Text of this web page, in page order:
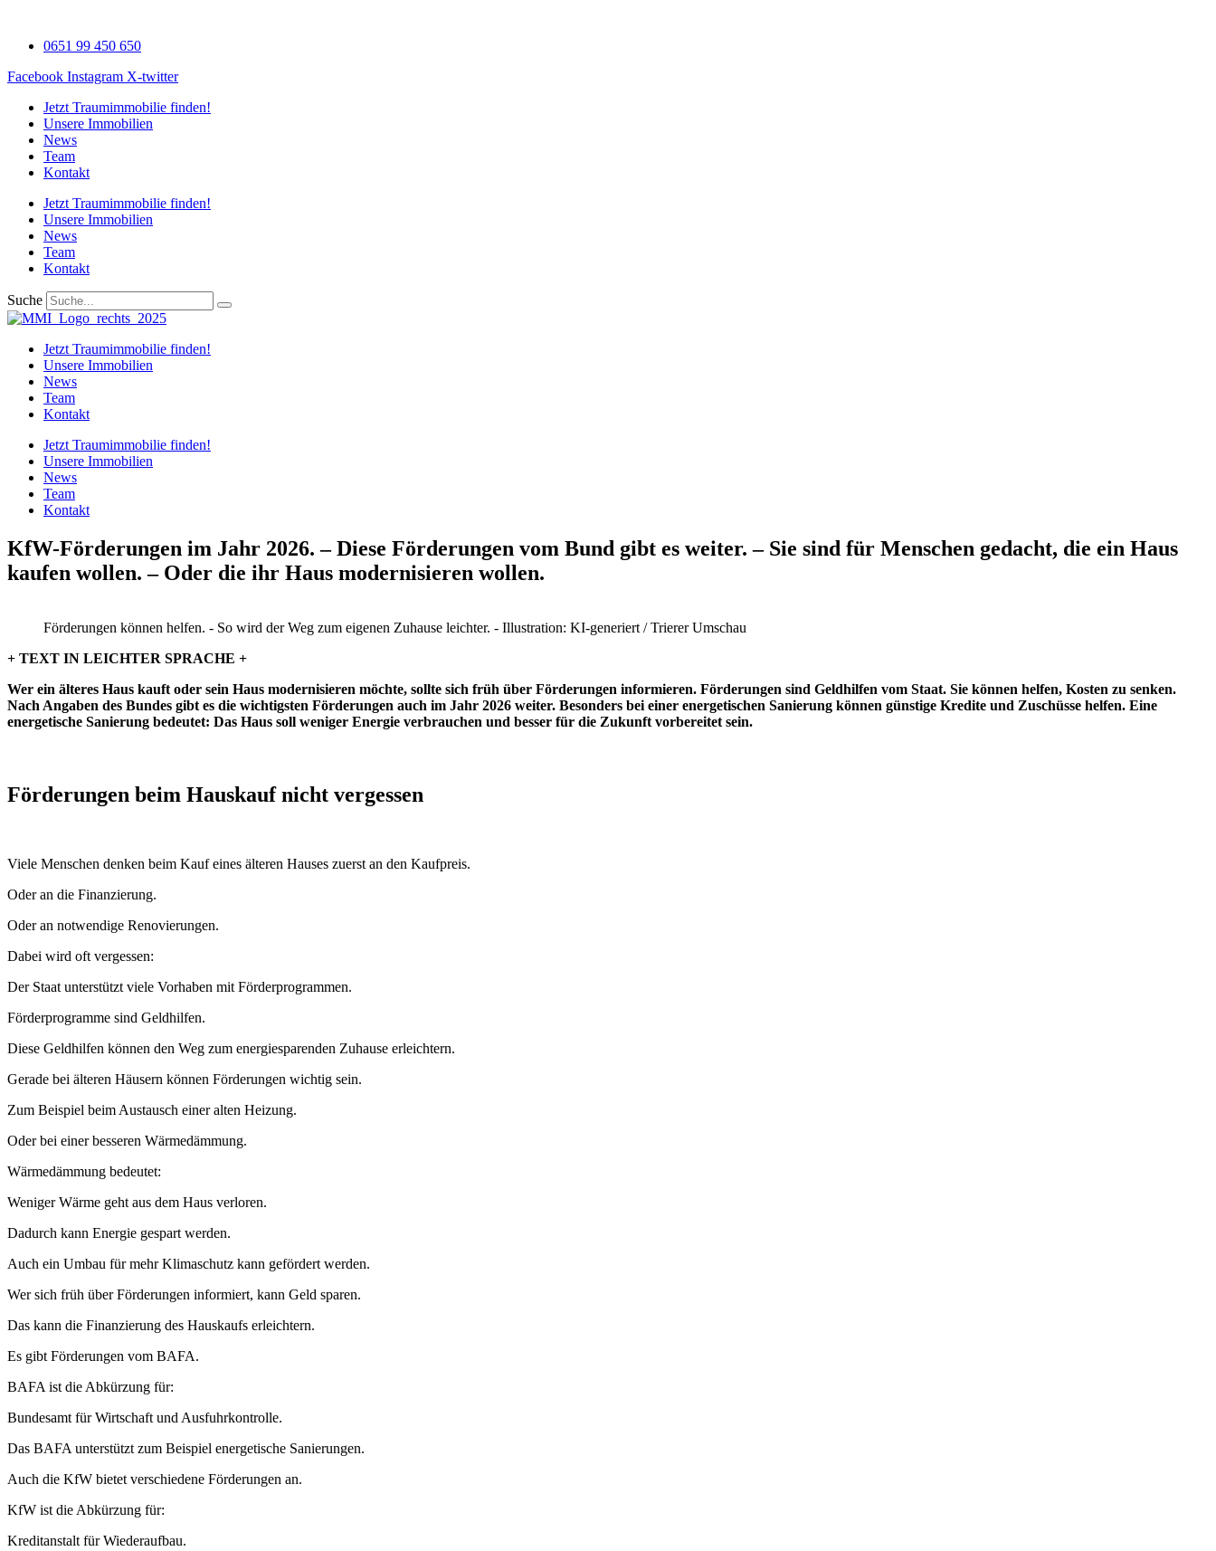
wechseln0651 99 450 650
Facebook Instagram X-twitter
Jetzt Traumimmobilie finden!​
Unsere Immobilien
News
Team
Kontakt
Jetzt Traumimmobilie finden!​
Unsere Immobilien
News
Team
Kontakt
Suche
Jetzt Traumimmobilie finden!​
Unsere Immobilien
News
Team
Kontakt
Jetzt Traumimmobilie finden!​
Unsere Immobilien
News
Team
Kontakt
KfW-Förderungen im Jahr 2026. – Diese Förderungen vom Bund gibt es weiter. – Sie sind für Menschen gedacht, die ein Haus
kaufen wollen. – Oder die ihr Haus modernisieren wollen.
Förderungen können helfen. - So wird der Weg zum eigenen Zuhause leichter. - Illustration: KI-generiert / Trierer Umschau
+ TEXT IN LEICHTER SPRACHE +
Wer ein älteres Haus kauft oder sein Haus modernisieren möchte, sollte sich früh über Förderungen informieren. Förderungen sind Geldhilfen vom Staat. Sie können helfen, Kosten zu senken.
Nach Angaben des Bundes gibt es die wichtigsten Förderungen auch im Jahr 2026 weiter. Besonders bei einer energetischen Sanierung können günstige Kredite und Zuschüsse helfen. Eine
energetische Sanierung bedeutet: Das Haus soll weniger Energie verbrauchen und besser für die Zukunft vorbereitet sein.
Förderungen beim Hauskauf nicht vergessen
Viele Menschen denken beim Kauf eines älteren Hauses zuerst an den Kaufpreis.
Oder an die Finanzierung.
Oder an notwendige Renovierungen.
Dabei wird oft vergessen:
Der Staat unterstützt viele Vorhaben mit Förderprogrammen.
Förderprogramme sind Geldhilfen.
Diese Geldhilfen können den Weg zum energiesparenden Zuhause erleichtern.
Gerade bei älteren Häusern können Förderungen wichtig sein.
Zum Beispiel beim Austausch einer alten Heizung.
Oder bei einer besseren Wärmedämmung.
Wärmedämmung bedeutet:
Weniger Wärme geht aus dem Haus verloren.
Dadurch kann Energie gespart werden.
Auch ein Umbau für mehr Klimaschutz kann gefördert werden.
Wer sich früh über Förderungen informiert, kann Geld sparen.
Das kann die Finanzierung des Hauskaufs erleichtern.
Es gibt Förderungen vom BAFA.
BAFA ist die Abkürzung für:
Bundesamt für Wirtschaft und Ausfuhrkontrolle.
Das BAFA unterstützt zum Beispiel energetische Sanierungen.
Auch die KfW bietet verschiedene Förderungen an.
KfW ist die Abkürzung für:
Kreditanstalt für Wiederaufbau.